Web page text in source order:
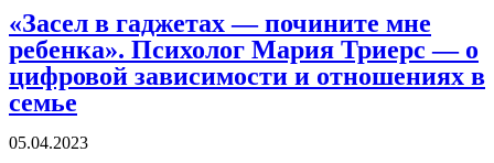
«Засел в гаджетах — почините мне
ребенка». Психолог Мария Триерс — о
цифровой зависимости и отношениях в
семье
05.04.2023